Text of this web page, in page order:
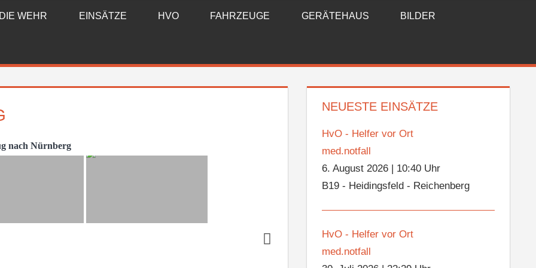
DIE WEHR EINSÄTZE HVO FAHRZEUGE GERÄTEHAUS BILDER
nach Nürnberg
NEUESTE EINSÄTZE
HvO - Helfer vor Ort
med.notfall
6. August 2026
10:40 Uhr
B19 - Heidingsfeld - Reichenberg
HvO - Helfer vor Ort
med.notfall